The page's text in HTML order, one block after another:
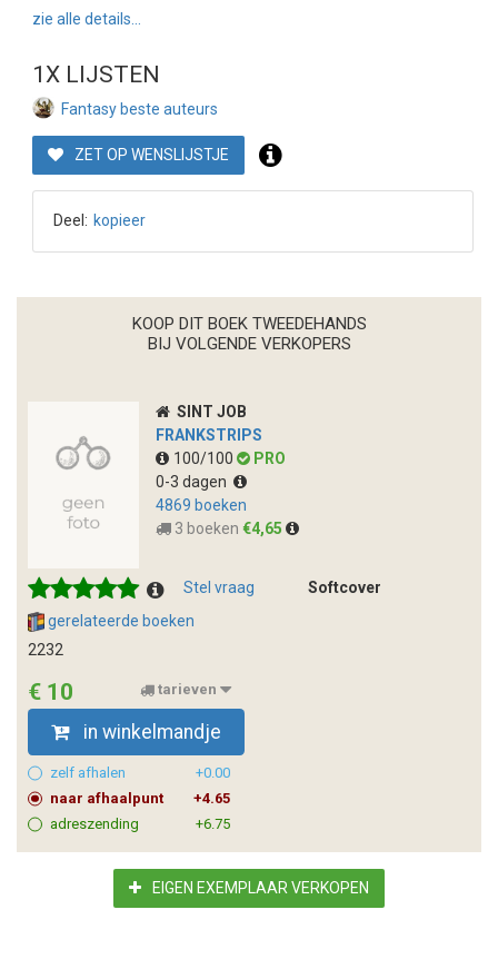
zie alle details...
1X LIJSTEN
Fantasy beste auteurs
ZET OP WENSLIJSTJE
Deel: kopieer
KOOP DIT BOEK TWEEDEHANDS
BIJ VOLGENDE VERKOPERS
SINT JOB
FRANKSTRIPS
100/100
PRO
0-3 dagen
4869 boeken
3 boeken €4,65
Stel vraag
Softcover
gerelateerde boeken
2232
€ 10 tarieven
in winkelmandje
zelf afhalen
+0.00
naar afhaalpunt
+4.65
adreszending
+6.75
EIGEN EXEMPLAAR VERKOPEN